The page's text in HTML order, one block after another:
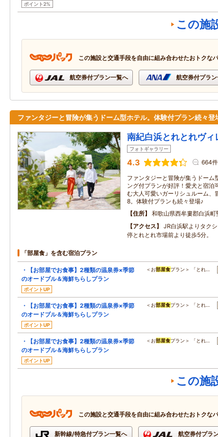
ポイント2%
この施
この施設と交通手段を自由に組み合わせたおトクな
航空券付プラン一覧へ 航空券付プラ
ファンタジーと冒険が集うドーム型ホテル。体験付プラン続々登
南紀白浜とれとれヴィ
フォトギャラリー
4.3 664件
ファンタジーと冒険が集うドーム
ング付プランが好評！愛犬と宿泊
む大人可愛いガーリシュルーム、
8。体験付プランも続々登場♪
住所
和歌山県西牟婁郡白浜
アクセス
JR白浜駅よりタク
停とれとれ市場前より徒歩5分。
「部屋食」を含む宿泊プラン
・【お部屋でお食事】2種類の温泉券×季節
のオードブル＆海鮮ちらしプラン
ポイントUP
＜お部屋食プラン＞ 「とれ…
・【お部屋でお食事】2種類の温泉券×季節
のオードブル＆海鮮ちらしプラン
ポイントUP
＜お部屋食プラン＞ 「とれ…
・【お部屋でお食事】2種類の温泉券×季節
のオードブル＆海鮮ちらしプラン
ポイントUP
＜お部屋食プラン＞ 「とれ…
この施
この施設と交通手段を自由に組み合わせたおトクな
新幹線/特急付プラン一覧へ 航空券付プラ